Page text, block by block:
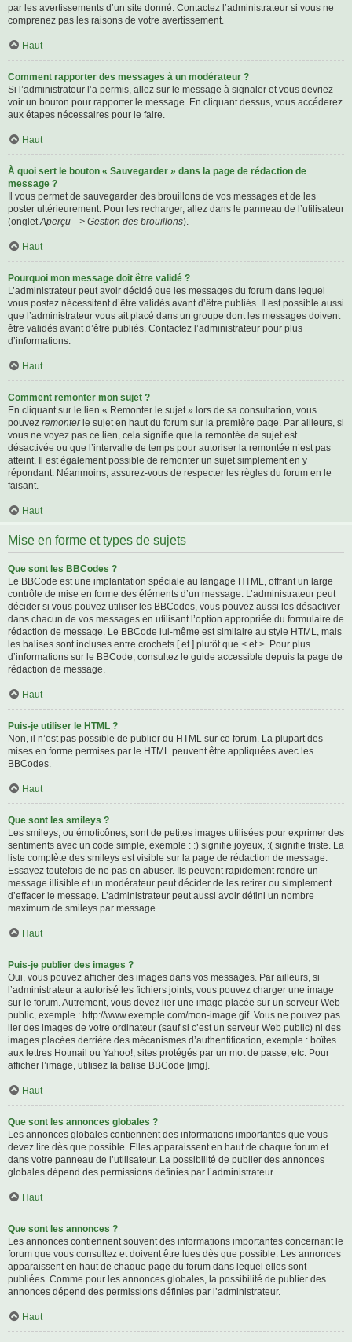
par les avertissements d’un site donné. Contactez l’administrateur si vous ne
comprenez pas les raisons de votre avertissement.
Haut
Comment rapporter des messages à un modérateur ?
Si l’administrateur l’a permis, allez sur le message à signaler et vous devriez
voir un bouton pour rapporter le message. En cliquant dessus, vous accéderez
aux étapes nécessaires pour le faire.
Haut
À quoi sert le bouton « Sauvegarder » dans la page de rédaction de
message ?
Il vous permet de sauvegarder des brouillons de vos messages et de les
poster ultérieurement. Pour les recharger, allez dans le panneau de l’utilisateur
(ongletAperçu --> Gestion des brouillons).
Haut
Pourquoi mon message doit être validé ?
L’administrateur peut avoir décidé que les messages du forum dans lequel
vous postez nécessitent d’être validés avant d’être publiés. Il est possible aussi
que l’administrateur vous ait placé dans un groupe dont les messages doivent
être validés avant d’être publiés. Contactez l’administrateur pour plus
d’informations.
Haut
Comment remonter mon sujet ?
En cliquant sur le lien « Remonter le sujet » lors de sa consultation, vous
pouvez remonterle sujet en haut du forum sur la première page. Par ailleurs, si
vous ne voyez pas ce lien, cela signifie que la remontée de sujet est
désactivée ou que l’intervalle de temps pour autoriser la remontée n’est pas
atteint. Il est également possible de remonter un sujet simplement en y
répondant. Néanmoins, assurez-vous de respecter les règles du forum en le
faisant.
Haut
Mise en forme et types de sujets
Que sont les BBCodes ?
Le BBCode est une implantation spéciale au langage HTML, offrant un large
contrôle de mise en forme des éléments d’un message. L’administrateur peut
décider si vous pouvez utiliser les BBCodes, vous pouvez aussi les désactiver
dans chacun de vos messages en utilisant l’option appropriée du formulaire de
rédaction de message. Le BBCode lui-même est similaire au style HTML, mais
les balises sont incluses entre crochets [ et ] plutôt que < et >. Pour plus
d’informations sur le BBCode, consultez le guide accessible depuis la page de
rédaction de message.
Haut
Puis-je utiliser le HTML ?
Non, il n’est pas possible de publier du HTML sur ce forum. La plupart des
mises en forme permises par le HTML peuvent être appliquées avec les
BBCodes.
Haut
Que sont les smileys ?
Les smileys, ou émoticônes, sont de petites images utilisées pour exprimer des
sentiments avec un code simple, exemple : :) signifie joyeux, :( signifie triste. La
liste complète des smileys est visible sur la page de rédaction de message.
Essayez toutefois de ne pas en abuser. Ils peuvent rapidement rendre un
message illisible et un modérateur peut décider de les retirer ou simplement
d’effacer le message. L’administrateur peut aussi avoir défini un nombre
maximum de smileys par message.
Haut
Puis-je publier des images ?
Oui, vous pouvez afficher des images dans vos messages. Par ailleurs, si
l’administrateur a autorisé les fichiers joints, vous pouvez charger une image
sur le forum. Autrement, vous devez lier une image placée sur un serveur Web
public, exemple : http://www.exemple.com/mon-image.gif. Vous ne pouvez pas
lier des images de votre ordinateur (sauf si c’est un serveur Web public) ni des
images placées derrière des mécanismes d’authentification, exemple : boîtes
aux lettres Hotmail ou Yahoo!, sites protégés par un mot de passe, etc. Pour
afficher l’image, utilisez la balise BBCode [img].
Haut
Que sont les annonces globales ?
Les annonces globales contiennent des informations importantes que vous
devez lire dès que possible. Elles apparaissent en haut de chaque forum et
dans votre panneau de l’utilisateur. La possibilité de publier des annonces
globales dépend des permissions définies par l’administrateur.
Haut
Que sont les annonces ?
Les annonces contiennent souvent des informations importantes concernant le
forum que vous consultez et doivent être lues dès que possible. Les annonces
apparaissent en haut de chaque page du forum dans lequel elles sont
publiées. Comme pour les annonces globales, la possibilité de publier des
annonces dépend des permissions définies par l’administrateur.
Haut